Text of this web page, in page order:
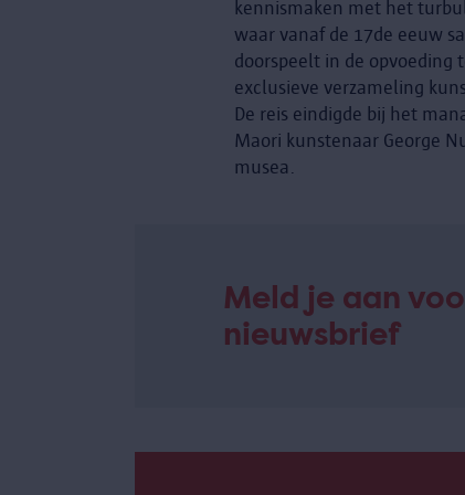
kennismaken met het
waar vanaf de 17de eeuw
doorspeelt in de opvoeding
exclusieve verzameling
De reis eindigde bij het
Maori kunstenaar George
musea.
Meld je aan
nieuwsbrief